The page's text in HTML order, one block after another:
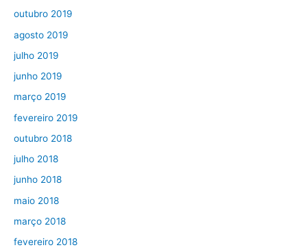
outubro 2019
agosto 2019
julho 2019
junho 2019
março 2019
fevereiro 2019
outubro 2018
julho 2018
junho 2018
maio 2018
março 2018
fevereiro 2018